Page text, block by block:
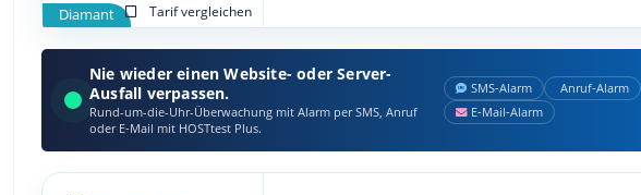
Diamant Tarif vergleichen
Nie wieder einen Website- oder Server-
Ausfall verpassen.
Rund-um-die-Uhr-Überwachung mit Alarm per SMS, Anruf
oder E‑Mail mit HOSTtest Plus.
SMS‑Alarm
Anruf‑Alarm
E‑Mail‑Alarm